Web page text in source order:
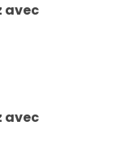
avec
avec